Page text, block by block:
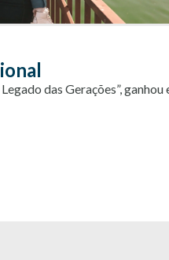
das Gerações”, ganhou